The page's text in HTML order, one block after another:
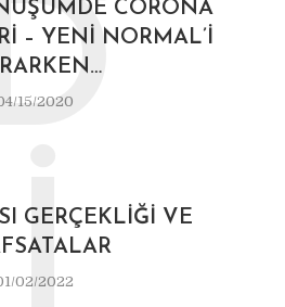
CORONA
– YENI NORMAL’I
15/2020
GERÇEKLIĞI VE
02/2022